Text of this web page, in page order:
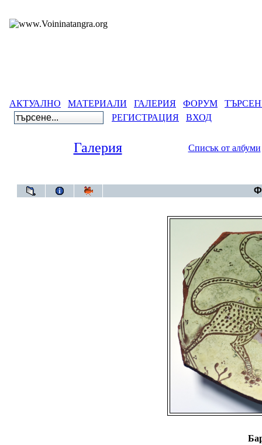
АКТУАЛНО МАТЕРИАЛИ ГАЛЕРИЯ ФОРУМ
РЕГИСТРАЦИЯ
ВХОД
Галерия Списък от албуми